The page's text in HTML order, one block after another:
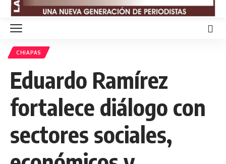
CHIAPAS
Eduardo Ramírez
fortalece diálogo con
sectores sociales,